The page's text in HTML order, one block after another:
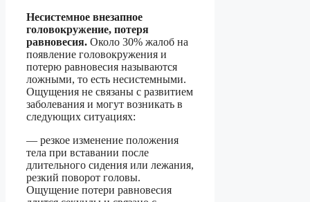
Несистемное внезапное
головокружение, потеря
равновесия. Около 30% жалоб на
появление головокружения и
потерю равновесия называются
ложными, то есть несистемными.
Ощущения не связаны с развитием
заболевания и могут возникать в
следующих ситуациях:
— резкое изменение положения
тела при вставании после
длительного сидения или лежания,
резкий поворот головы.
Ощущение потери равновесия